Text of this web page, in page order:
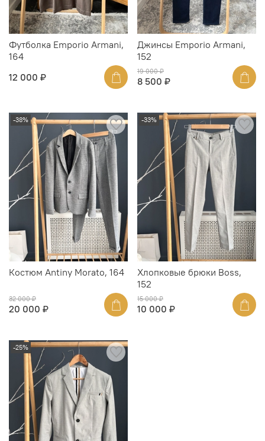
Футболка Emporio Armani,
164
12 000 ₽
Джинсы Emporio Armani,
152
19 000 ₽
8 500 ₽
-38%
Костюм Antiny Morato, 164
32 000 ₽
20 000 ₽
-33%
Хлопковые брюки Boss,
152
15 000 ₽
10 000 ₽
-25%